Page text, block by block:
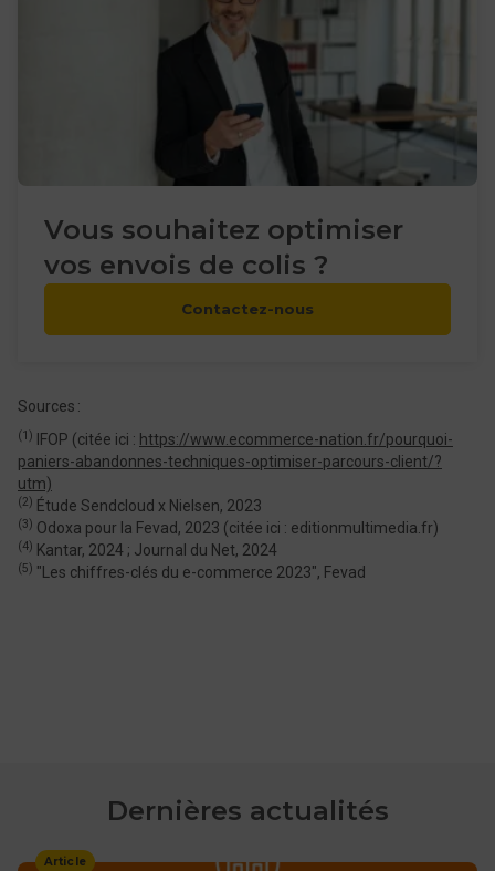
Vous souhaitez optimiser
vos envois de colis ?
Contactez-nous
Sources :
(1) IFOP (citée ici : https://www.ecommerce-nation.fr/pourquoi-
paniers-abandonnes-techniques-optimiser-parcours-client/?
utm)
(2) Étude Sendcloud x Nielsen, 2023
(3) Odoxa pour la Fevad, 2023 (citée ici : editionmultimedia.fr)
(4) Kantar, 2024 ; Journal du Net, 2024
(5) "Les chiffres-clés du e-commerce 2023", Fevad
Dernières actualités
Article